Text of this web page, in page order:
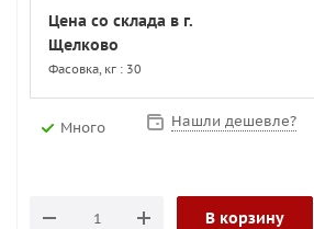
Цена со склада в г.
Щелково
Фасовка, кг : 30
Много Нашли дешевле?
В корзину